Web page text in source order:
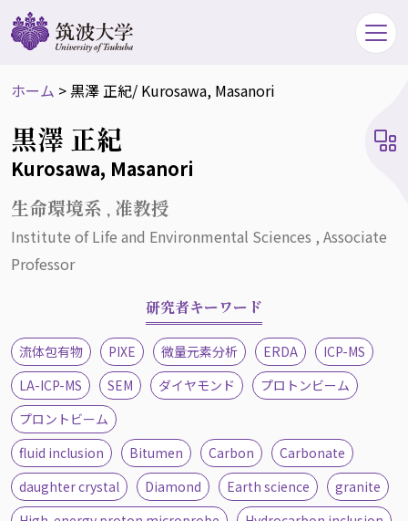
ホーム > 黒澤 正紀/ Kurosawa, Masanori
黒澤 正紀
Kurosawa, Masanori
生命環境系 , 准教授
Institute of Life and Environmental Sciences , Associate
Professor
研究者キーワード
流体包有物 PIXE 微量元素分析 ERDA
ICP-MS
LA-ICP-MS
SEM ダイヤモンド
プロトンビーム
プロントビーム
fluid inclusion
Bitumen Carbon
Carbonate
daughter crystal
Diamond Earth science
granite